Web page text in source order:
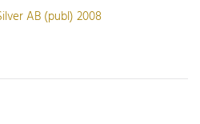
AB (publ) 2008